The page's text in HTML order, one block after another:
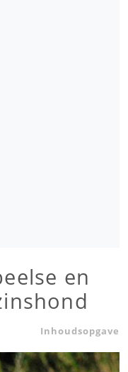
en
Inhoudsopgave